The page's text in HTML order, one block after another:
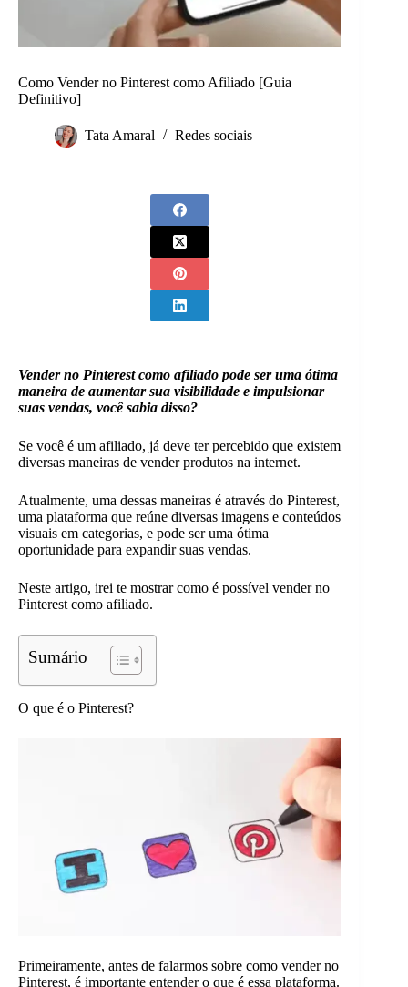
Como Vender no Pinterest como Afiliado [Guia
Definitivo]
Tata Amaral Redes sociais
Vender no Pinterest como afiliado pode ser uma ótima
maneira de aumentar sua visibilidade e impulsionar
suas vendas, você sabia disso?
Se você é um afiliado, já deve ter percebido que existem
diversas maneiras de vender produtos na internet.
Atualmente, uma dessas maneiras é através do Pinterest,
uma plataforma que reúne diversas imagens e conteúdos
visuais em categorias, e pode ser uma ótima
oportunidade para expandir suas vendas.
Neste artigo, irei te mostrar como é possível vender no
Pinterest como afiliado.
Sumário
O que é o Pinterest?
Primeiramente, antes de falarmos sobre como vender no
Pinterest, é importante entender o que é essa plataforma.